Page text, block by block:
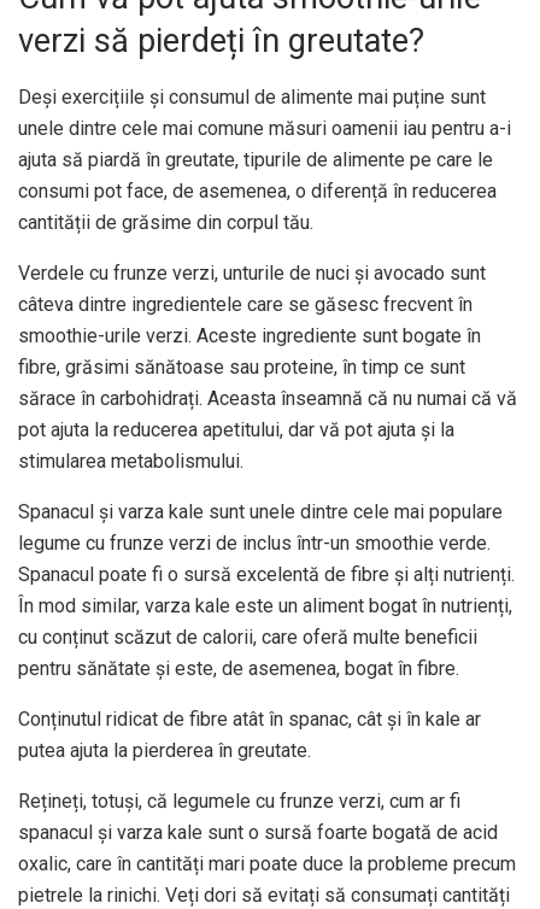
verzi să pierdeți în greutate?
Deși exercițiile și consumul de alimente mai puține sunt
unele dintre cele mai comune măsuri oamenii iau pentru a-i
ajuta să piardă în greutate, tipurile de alimente pe care le
consumi pot face, de asemenea, o diferență în reducerea
cantității de grăsime din corpul tău.
Verdele cu frunze verzi, unturile de nuci și avocado sunt
câteva dintre ingredientele care se găsesc frecvent în
smoothie-urile verzi. Aceste ingrediente sunt bogate în
fibre, grăsimi sănătoase sau proteine, în timp ce sunt
sărace în carbohidrați. Aceasta înseamnă că nu numai că vă
pot ajuta la reducerea apetitului, dar vă pot ajuta și la
stimularea metabolismului.
Spanacul și varza kale sunt unele dintre cele mai populare
legume cu frunze verzi de inclus într-un smoothie verde.
Spanacul poate fi o sursă excelentă de fibre și alți nutrienți.
În mod similar, varza kale este un aliment bogat în nutrienți,
cu conținut scăzut de calorii, care oferă multe beneficii
pentru sănătate și este, de asemenea, bogat în fibre.
Conținutul ridicat de fibre atât în ​​spanac, cât și în kale ar
putea ajuta la pierderea în greutate.
Rețineți, totuși, că legumele cu frunze verzi, cum ar fi
spanacul și varza kale sunt o sursă foarte bogată de acid
oxalic, care în cantități mari poate duce la probleme precum
pietrele la rinichi. Veți dori să evitați să consumați cantități